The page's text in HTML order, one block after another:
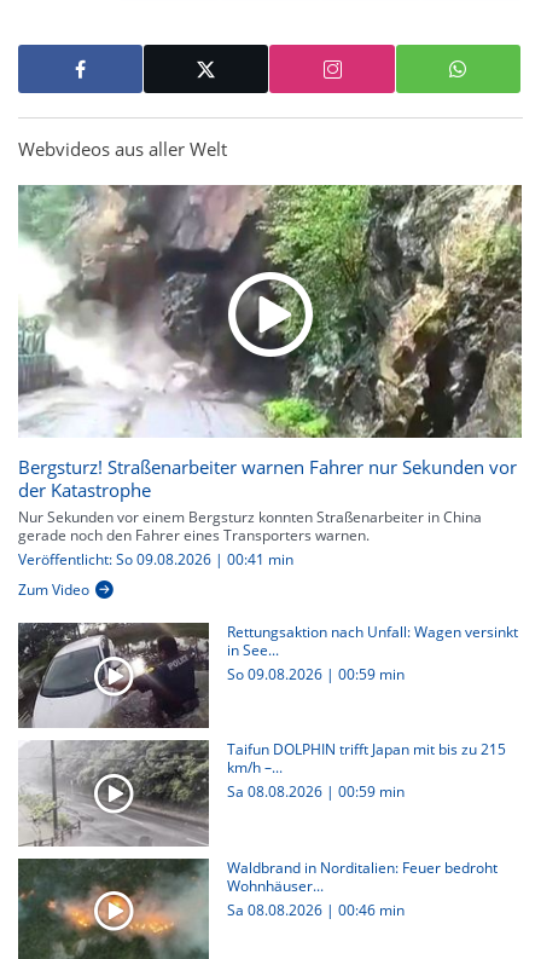
Webvideos aus aller Welt
Bergsturz! Straßenarbeiter warnen Fahrer nur Sekunden vor
der Katastrophe
Nur Sekunden vor einem Bergsturz konnten Straßenarbeiter in China
gerade noch den Fahrer eines Transporters warnen.
Veröffentlicht: So 09.08.2026 | 00:41 min
Zum Video
Rettungsaktion nach Unfall: Wagen versinkt
in See...
So 09.08.2026 | 00:59 min
Taifun DOLPHIN trifft Japan mit bis zu 215
km/h –...
Sa 08.08.2026 | 00:59 min
Waldbrand in Norditalien: Feuer bedroht
Wohnhäuser...
Sa 08.08.2026 | 00:46 min